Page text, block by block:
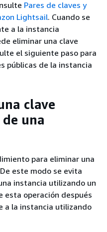
Pares de claves y
Lightsail. Cuando se
a la instancia
eliminar una clave
el siguiente paso para
públicas de la instancia
clave
una
para eliminar una
este modo se evita
instancia utilizando un
esta operación después
a la instancia utilizando